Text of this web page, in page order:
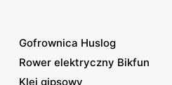
Gofrownica Huslog
Rower elektryczny Bikfun
Klej gipsowy